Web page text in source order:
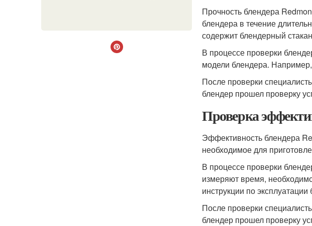
Прочность блендера
блендера в течение
содержит блендерный
В процессе проверки
модели блендера.
После проверки
блендер прошел проверку
Проверка
Эффективность блендера
необходимое для
В процессе проверки
измеряют время,
инструкции по эксплуатации
После проверки
блендер прошел проверку